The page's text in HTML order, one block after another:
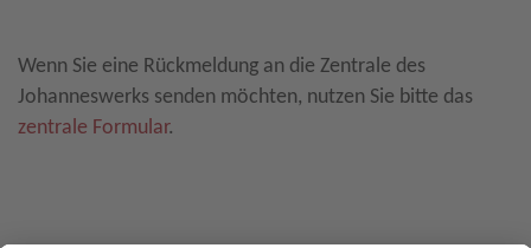
Wenn Sie eine Rückmeldung an die Zentrale des
Johanneswerks senden möchten, nutzen Sie bitte das
zentrale Formular.